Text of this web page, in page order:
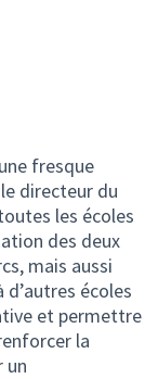
fresque
directeur du
les écoles
des deux
mais aussi
écoles
et permettre
la
un